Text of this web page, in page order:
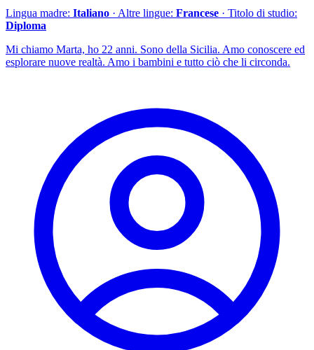
Lingua madre: Italiano · Altre lingue: Francese · Titolo di studio:
Diploma
Mi chiamo Marta, ho 22 anni. Sono della Sicilia. Amo conoscere ed
esplorare nuove realtà. Amo i bambini e tutto ciò che li circonda.